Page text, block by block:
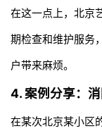
在这一点上，北京
期检查和维护服务
户带来麻烦。
4. 案例分享：
在某次北京某小区